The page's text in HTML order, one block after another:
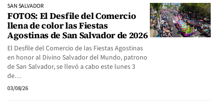
SAN SALVADOR
FOTOS: El Desfile del Comercio
llena de color las Fiestas
Agostinas de San Salvador de 2026
El Desfile del Comercio de las Fiestas Agostinas
en honor al Divino Salvador del Mundo, patrono
de San Salvador, se llevó a cabo este lunes 3
de…
03/08/26